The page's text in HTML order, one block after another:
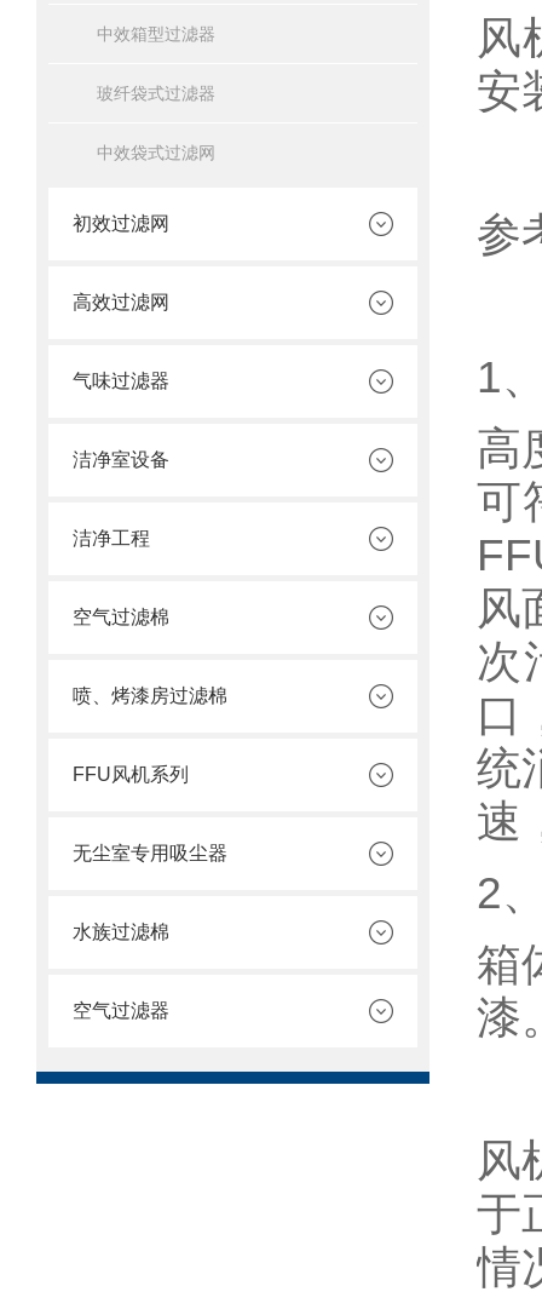
中效箱型过滤器
玻纤袋式过滤器
中效袋式过滤网
初效过滤网
高效过滤网
气味过滤器
洁净室设备
洁净工程
空气过滤棉
喷、烤漆房过滤棉
FFU风机系列
无尘室专用吸尘器
水族过滤棉
空气过滤器
风
安
参
1
高
可
风
次
口
统
速
2
箱
漆
风
于
情